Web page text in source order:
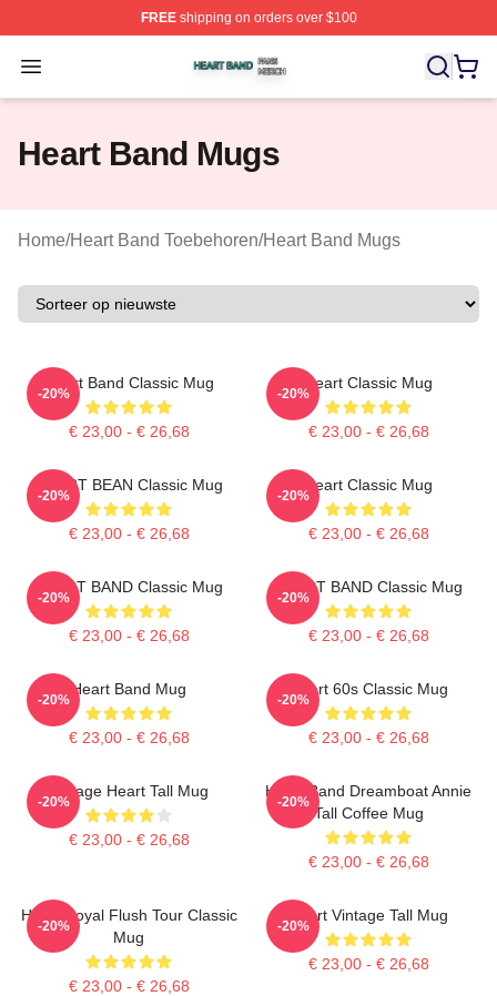
FREEshipping on orders over $100
Open menu
Heart Band Shop ⚡️ Officially Licensed Heart Band
Heart Band Mugs
Home/Heart Band Toebehoren/Heart Band Mugs
Heart Band Classic Mug
€ 23,00 - € 26,68
-20%
Heart Classic Mug
€ 23,00 - € 26,68
-20%
HEART BEAN Classic Mug
€ 23,00 - € 26,68
-20%
Heart Classic Mug
€ 23,00 - € 26,68
-20%
HEART BAND Classic Mug
€ 23,00 - € 26,68
-20%
HEART BAND Classic Mug
€ 23,00 - € 26,68
-20%
Heart Band Mug
€ 23,00 - € 26,68
-20%
Heart 60s Classic Mug
€ 23,00 - € 26,68
-20%
Vintage Heart Tall Mug
€ 23,00 - € 26,68
-20%
Heart Band Dreamboat Annie
Tall Coffee Mug
€ 23,00 - € 26,68
-20%
Heart Royal Flush Tour Classic
Mug
€ 23,00 - € 26,68
-20%
Heart Vintage Tall Mug
€ 23,00 - € 26,68
-20%